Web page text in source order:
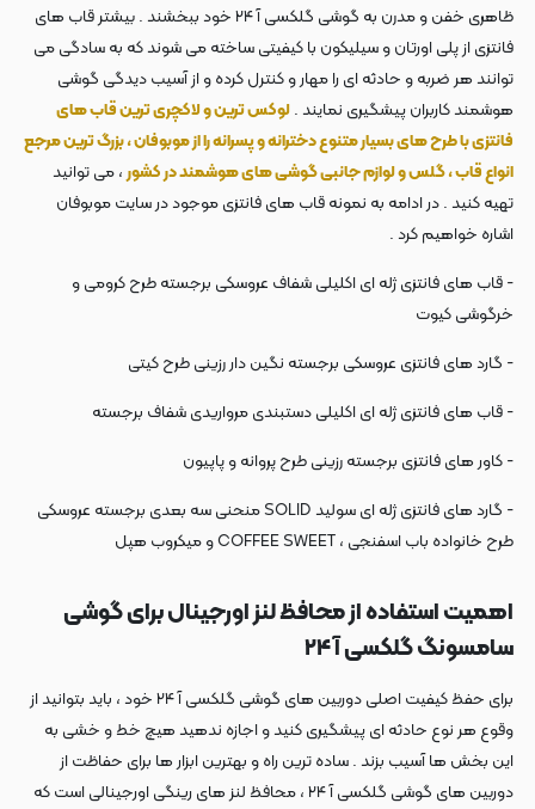
ظاهری خفن و مدرن به گوشی گلکسی آ ۲۴ خود ببخشند . بیشتر قاب های
فانتزی از پلی اورتان و سیلیکون با کیفیتی ساخته می شوند که به سادگی می
توانند هر ضربه و حادثه ای را مهار و کنترل کرده و از آسیب دیدگی گوشی
هوشمند کاربران پیشگیری نمایند .لوکس ترین و لاکچری ترین قاب های
فانتزی با طرح های بسیار متنوع دخترانه و پسرانه را از موبوفان ، بزرگ ترین مرجع
انواع قاب ، گلس و لوازم جانبی گوشی های هوشمند در کشور، می توانید
تهیه کنید . در ادامه به نمونه قاب های فانتزی موجود در سایت موبوفان
اشاره خواهیم کرد .
- قاب های فانتزی ژله ای اکلیلی شفاف عروسکی برجسته طرح کرومی و
خرگوشی کیوت
- گارد های فانتزی عروسکی برجسته نگین دار رزینی طرح کیتی
- قاب های فانتزی ژله ای اکلیلی دستبندی مرواریدی شفاف برجسته
- کاور های فانتزی برجسته رزینی طرح پروانه و پاپیون
- گارد های فانتزی ژله ای سولید SOLID منحنی سه بعدی برجسته عروسکی
طرح خانواده باب اسفنجی ، COFFEE SWEET و میکروب هپل
اهمیت استفاده از محافظ لنز اورجینال برای گوشی
سامسونگ گلکسی آ ۲۴
برای حفظ کیفیت اصلی دوربین های گوشی گلکسی آ ۲۴ خود ، باید بتوانید از
وقوع هر نوع حادثه ای پیشگیری کنید و اجازه ندهید هیچ خط و خشی به
این بخش ها آسیب بزند . ساده ترین راه و بهترین ابزار ها برای حفاظت از
دوربین های گوشی گلکسی آ ۲۴ ، محافظ لنز های رینگی اورجینالی است که